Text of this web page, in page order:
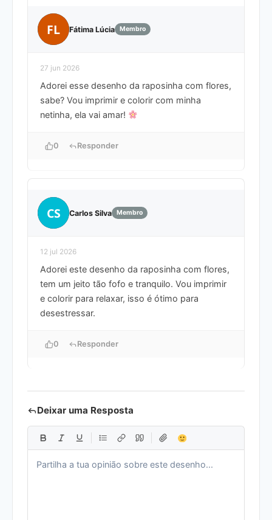
FL Fátima Lúcia Membro
27 jun 2026
Adorei esse desenho da raposinha com flores,
sabe? Vou imprimir e colorir com minha
netinha, ela vai amar!
0 Responder
CS Carlos Silva Membro
12 jul 2026
Adorei este desenho da raposinha com flores,
tem um jeito tão fofo e tranquilo. Vou imprimir
e colorir para relaxar, isso é ótimo para
desestressar.
0 Responder
Deixar uma Resposta